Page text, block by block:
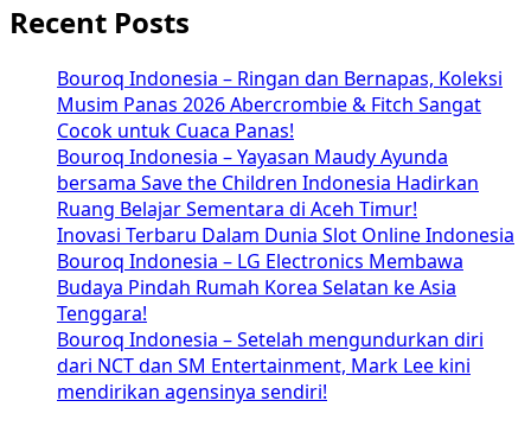
Recent Posts
Bouroq Indonesia – Ringan dan Bernapas, Koleksi
Musim Panas 2026 Abercrombie & Fitch Sangat
Cocok untuk Cuaca Panas!
Bouroq Indonesia – Yayasan Maudy Ayunda
bersama Save the Children Indonesia Hadirkan
Ruang Belajar Sementara di Aceh Timur!
Inovasi Terbaru Dalam Dunia Slot Online Indonesia
Bouroq Indonesia – LG Electronics Membawa
Budaya Pindah Rumah Korea Selatan ke Asia
Tenggara!
Bouroq Indonesia – Setelah mengundurkan diri
dari NCT dan SM Entertainment, Mark Lee kini
mendirikan agensinya sendiri!